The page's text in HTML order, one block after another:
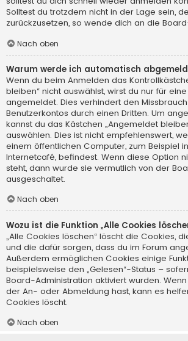
Solltest du trotzdem nicht in der Lage sein,
zurückzusetzen, so wende dich an die
Nach oben
Warum werde ich automatisch
Wenn du beim Anmelden das
bleiben“ nicht auswählst, wirst du nur für eine
angemeldet. Dies verhindert den
Benutzerkontos durch einen Dritten. Um
kannst du das Kästchen „Angemeldet
auswählen. Dies ist nicht empfehlenswert,
einem öffentlichen Computer, zum Beispiel
Internetcafé, befindest. Wenn diese Option
steht, dann wurde sie vermutlich von der
ausgeschaltet.
Nach oben
Wozu ist die Funktion „Alle Cookies
„Alle Cookies löschen“ löscht die Cookies,
und die dafür sorgen, dass du im Forum
Außerdem ermöglichen Cookies einige
beispielsweise den „Gelesen“-Status –
Board-Administration aktiviert wurden.
der An- oder Abmeldung hast, kann es
Cookies löscht.
Nach oben